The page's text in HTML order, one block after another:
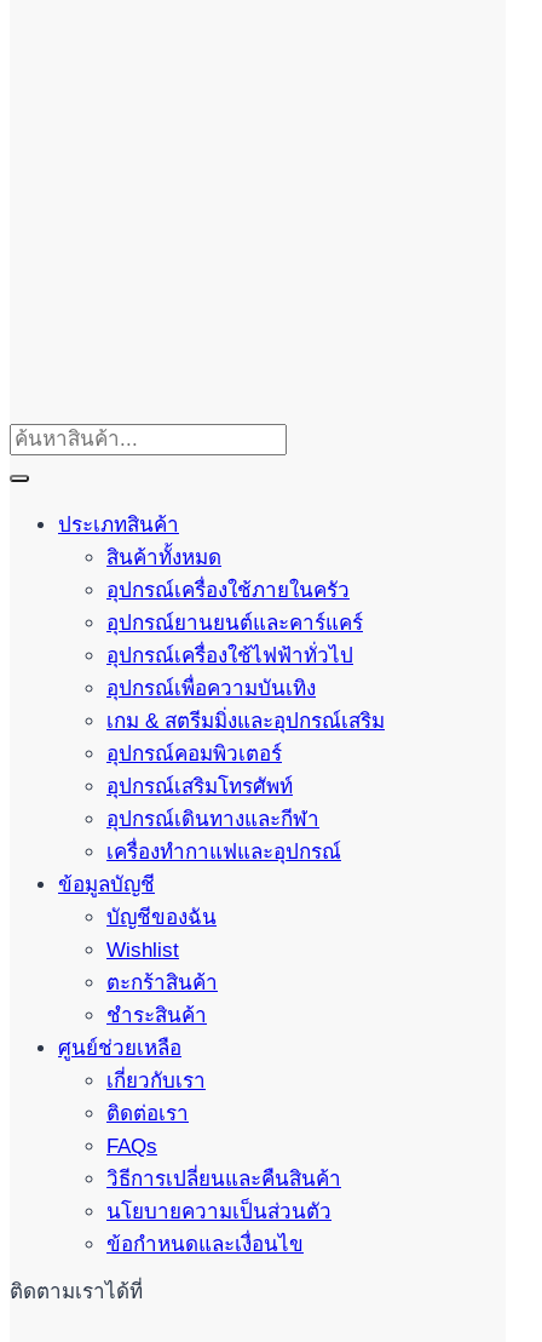
ประเภทสินค้า
สินค้าทั้งหมด
อุปกรณ์เครื่องใช้ภายในครัว
อุปกรณ์ยานยนต์และคาร์แคร์
อุปกรณ์เครื่องใช้ไฟฟ้าทั่วไป
อุปกรณ์เพื่อความบันเทิง
เกม & สตรีมมิ่งและอุปกรณ์เสริม
อุปกรณ์คอมพิวเตอร์
อุปกรณ์เสริมโทรศัพท์
อุปกรณ์เดินทางและกีฬา
เครื่องทำกาแฟและอุปกรณ์
ข้อมูลบัญชี
บัญชีของฉัน
Wishlist
ตะกร้าสินค้า
ชำระสินค้า
ศูนย์ช่วยเหลือ
เกี่ยวกับเรา
ติดต่อเรา
FAQs
วิธีการเปลี่ยนและคืนสินค้า
นโยบายความเป็นส่วนตัว
ข้อกำหนดและเงื่อนไข
ติดตามเราได้ที่